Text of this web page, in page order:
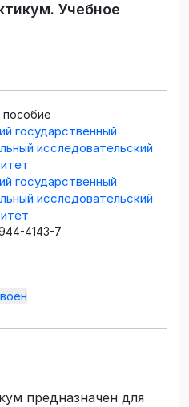
Учебное
пособие
государственный
исследовательский
государственный
исследовательский
4143-7
предназначен для